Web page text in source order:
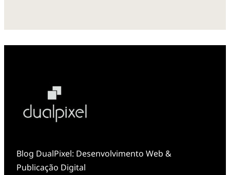
Blog DualPixel: Desenvolvimento Web &
Publicação Digital